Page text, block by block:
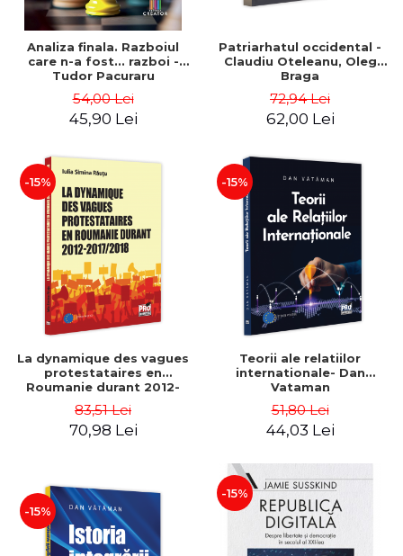
Analiza finala. Razboiul
care n-a fost... razboi -
Tudor Pacuraru
54,00 Lei
45,90 Lei
Patriarhatul occidental -
Claudiu Oteleanu, Oleg
Braga
72,94 Lei
62,00 Lei
-15%
La dynamique des vagues
protestataires en
Roumanie durant 2012-
Rautu
83,51 Lei
70,98 Lei
-15%
Teorii ale relatiilor
internationale- Dan
Vataman
51,80 Lei
44,03 Lei
-15%
-15%